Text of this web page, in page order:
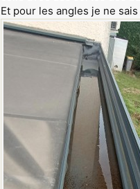
Et pour les angles je ne